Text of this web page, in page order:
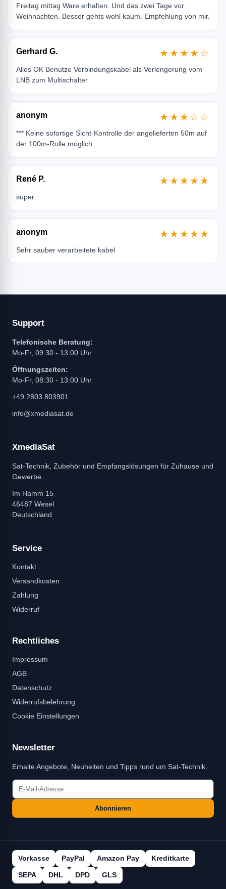
Freitag mittag Ware erhalten. Und das zwei Tage vor
Weihnachten. Besser gehts wohl kaum. Empfehlung von mir.
Gerhard G. ★★★★☆
Alles OK Benutze Verbindungskabel als Verlengerung vom
LNB zum Multischalter
anonym ★★★☆☆
*** Keine sofortige Sicht-Kontrolle der angelieferten 50m auf
der 100m-Rolle möglich.
René P. ★★★★★
super
anonym ★★★★★
Sehr sauber verarbeitete kabel
Support
Telefonische Beratung:
Mo-Fr, 09:30 - 13:00 Uhr
Öffnungszeiten:
Mo-Fr, 08:30 - 13:00 Uhr
+49 2803 803901
info@xmediasat.de
XmediaSat
Sat-Technik, Zubehör und Empfangslösungen für Zuhause und
Gewerbe.
Im Hamm 15
46487 Wesel
Deutschland
Service
Kontakt
Versandkosten
Zahlung
Widerruf
Rechtliches
Impressum
AGB
Datenschutz
Widerrufsbelehrung
Cookie Einstellungen
Newsletter
Erhalte Angebote, Neuheiten und Tipps rund um Sat-Technik.
Abonnieren
Vorkasse PayPal Amazon Pay Kreditkarte
SEPA DHL DPD GLS